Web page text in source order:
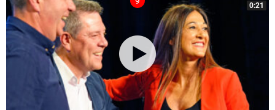
0:21